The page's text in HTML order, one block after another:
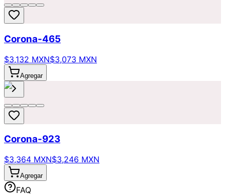
Corona-465
$3,132 MXN$3,073 MXN
Agregar
Corona-923
$3,364 MXN$3,246 MXN
Agregar
FAQ